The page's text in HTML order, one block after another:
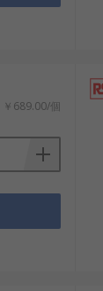
￥689.00/個